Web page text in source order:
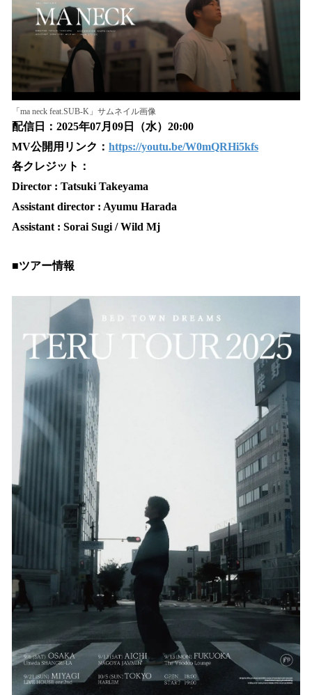
「ma neck feat.SUB-K」サムネイル画像
配信日：2025年07月09日（水）20:00
MV公開用リンク： https://youtu.be/W0mQRHi5kfs
各クレジット：
Director : Tatsuki Takeyama
Assistant director : Ayumu Harada
Assistant : Sorai Sugi / Wild Mj
■ツアー情報